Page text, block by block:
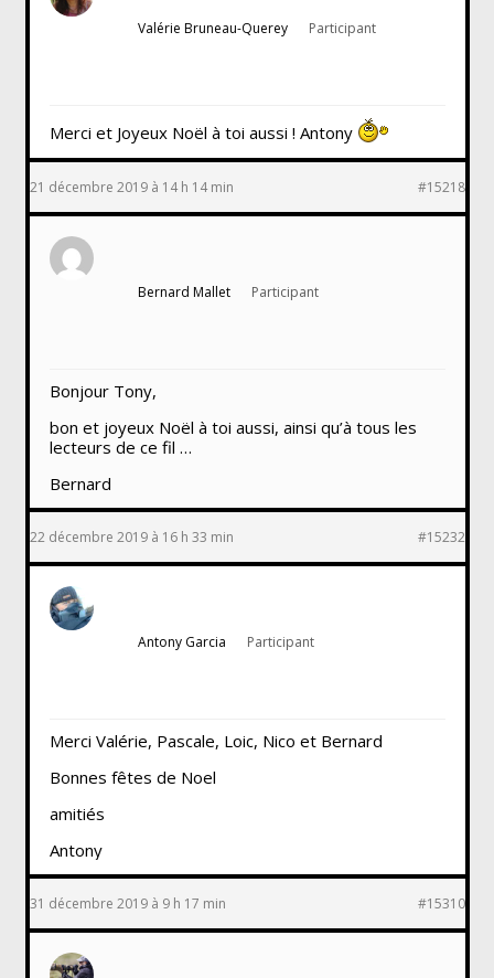
Valérie Bruneau-Querey Participant
Merci et Joyeux Noël à toi aussi ! Antony
21 décembre 2019 à 14 h 14 min #15218
Bernard Mallet Participant
Bonjour Tony,
bon et joyeux Noël à toi aussi, ainsi qu’à tous les
lecteurs de ce fil …
Bernard
22 décembre 2019 à 16 h 33 min #15232
Antony Garcia Participant
Merci Valérie, Pascale, Loic, Nico et Bernard
Bonnes fêtes de Noel
amitiés
Antony
31 décembre 2019 à 9 h 17 min #15310